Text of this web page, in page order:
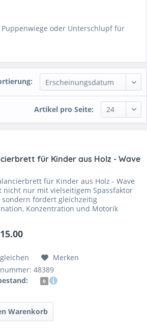
oder Unterschlupf für
Artikel pro Seite:
für Kinder aus Holz - Wave
für Kinder aus Holz - Wave
nicht nur mit vielseitigem Spassfaktor
sondern fördert gleichzeitig
Konzentration und Motorik
Merken
48389
0